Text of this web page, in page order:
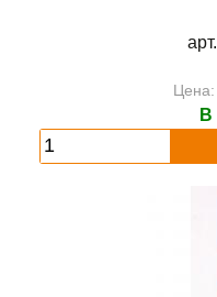
Цена:
В